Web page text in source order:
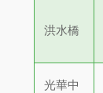
洪水橋
光華中